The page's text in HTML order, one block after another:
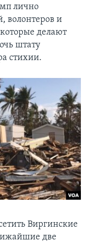
лично
волонтеров и
делают
штату
стихии.
Виргинские
две